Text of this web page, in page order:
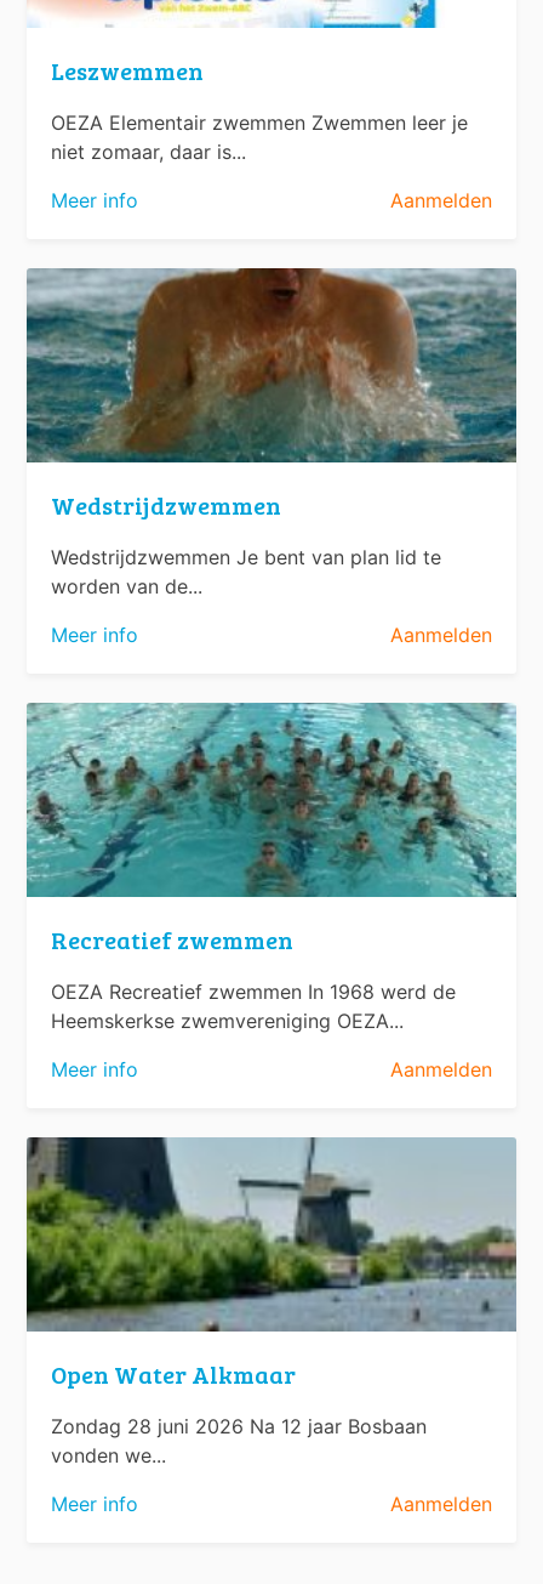
Leszwemmen
OEZA Elementair zwemmen Zwemmen leer je
niet zomaar, daar is...
Meer info
Aanmelden
Wedstrijdzwemmen
Wedstrijdzwemmen Je bent van plan lid te
worden van de...
Meer info
Aanmelden
Recreatief zwemmen
OEZA Recreatief zwemmen In 1968 werd de
Heemskerkse zwemvereniging OEZA...
Meer info
Aanmelden
Open Water Alkmaar
Zondag 28 juni 2026 Na 12 jaar Bosbaan
vonden we...
Meer info
Aanmelden